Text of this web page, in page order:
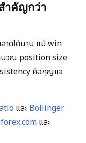
ำคัญกว่า
าดได้นาน แม้ win
นวณ position size
คือกุญแจ
และBollinger
และ